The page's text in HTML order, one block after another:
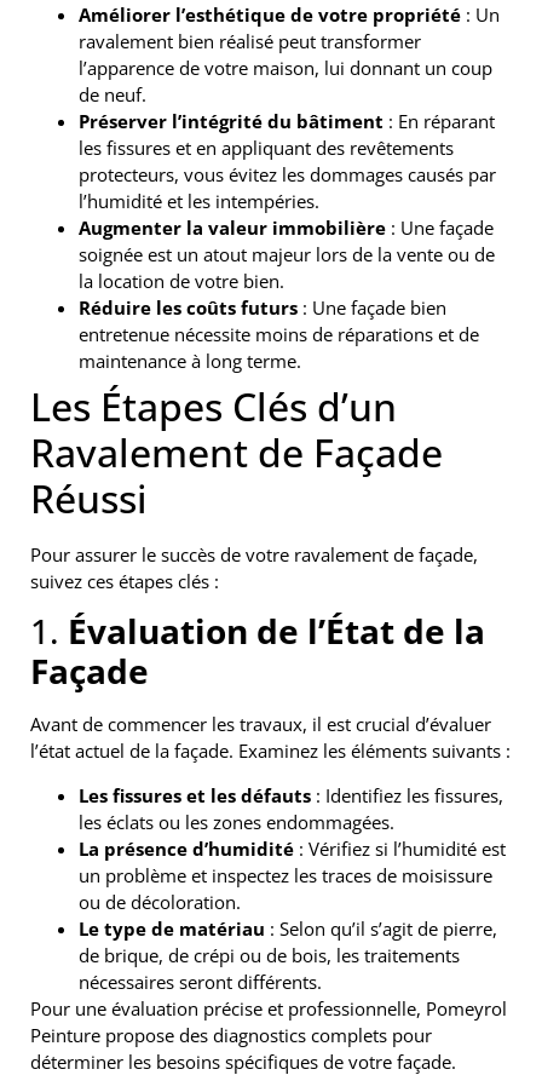
Améliorer l’esthétique de votre propriété : Un
ravalement bien réalisé peut transformer
l’apparence de votre maison, lui donnant un coup
de neuf.
Préserver l’intégrité du bâtiment : En réparant
les fissures et en appliquant des revêtements
protecteurs, vous évitez les dommages causés par
l’humidité et les intempéries.
Augmenter la valeur immobilière : Une façade
soignée est un atout majeur lors de la vente ou de
la location de votre bien.
Réduire les coûts futurs : Une façade bien
entretenue nécessite moins de réparations et de
maintenance à long terme.
Les Étapes Clés d’un
Ravalement de Façade
Réussi
Pour assurer le succès de votre ravalement de façade,
suivez ces étapes clés :
1. Évaluation de l’État de la
Façade
Avant de commencer les travaux, il est crucial d’évaluer
l’état actuel de la façade. Examinez les éléments suivants :
Les fissures et les défauts : Identifiez les fissures,
les éclats ou les zones endommagées.
La présence d’humidité : Vérifiez si l’humidité est
un problème et inspectez les traces de moisissure
ou de décoloration.
Le type de matériau : Selon qu’il s’agit de pierre,
de brique, de crépi ou de bois, les traitements
nécessaires seront différents.
Pour une évaluation précise et professionnelle, Pomeyrol
Peinture propose des diagnostics complets pour
déterminer les besoins spécifiques de votre façade.